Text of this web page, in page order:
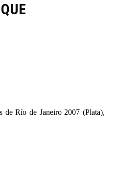
de Río de Janeiro 2007 (Plata),